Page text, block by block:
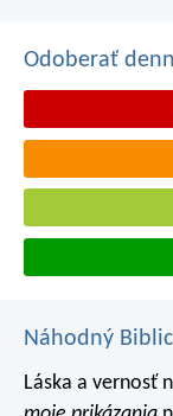
Odoberať
Náhodný
Láska a vernosť